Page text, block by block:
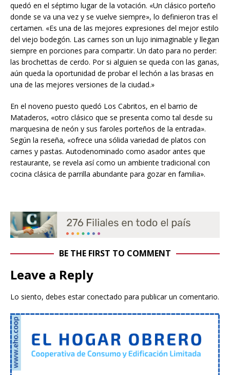
quedó en el séptimo lugar de la votación. «Un clásico porteño
donde se va una vez y se vuelve siempre», lo definieron tras el
certamen. «Es una de las mejores expresiones del mejor estilo
del viejo bodegón. Las carnes son un lujo inimaginable y llegan
siempre en porciones para compartir. Un dato para no perder:
las brochettas de cerdo. Por si alguien se queda con las ganas,
aún queda la oportunidad de probar el lechón a las brasas en
una de las mejores versiones de la ciudad.»
En el noveno puesto quedó Los Cabritos, en el barrio de
Mataderos, «otro clásico que se presenta como tal desde su
marquesina de neón y sus faroles porteños de la entrada».
Según la reseña, «ofrece una sólida variedad de platos con
carnes y pastas. Autodenominado como asador antes que
restaurante, se revela así como un ambiente tradicional con
cocina clásica de parrilla abundante para gozar en familia».
BE THE FIRST TO COMMENT
Leave a Reply
Lo siento, debes estarconectado para publicar un comentario.